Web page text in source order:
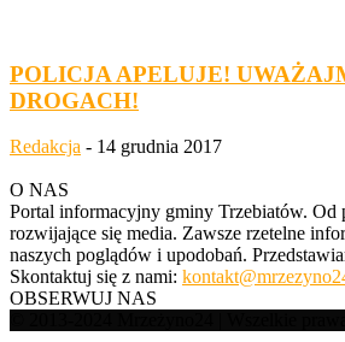
POLICJA APELUJE!
DROGACH!
Redakcja - 14 grudnia 2017
O NAS
Portal informacyjny gminy Trzebiatów. Od
rozwijające się media. Zawsze rzetelne
naszych poglądów i upodobań.
Skontaktuj się z nami:
OBSERWUJ NAS